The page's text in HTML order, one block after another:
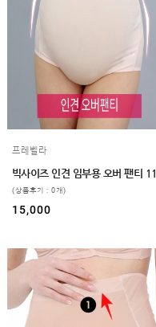
프레벨라
(상품후기 : 0개)
15,000